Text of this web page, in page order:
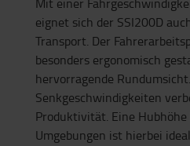
eignet sich der SSI200D
Transport. Der
besonders ergonomisch
hervorragende
Senkgeschwindigkeiten
Produktivität. Eine
Umgebungen ist hierbei